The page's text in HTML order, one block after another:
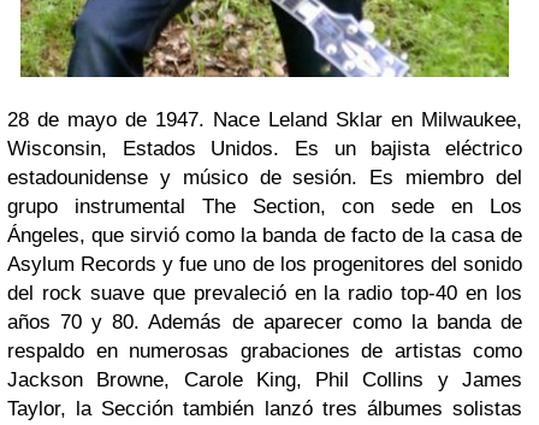
28 de mayo de 1947. Nace Leland Sklar en Milwaukee,
Wisconsin, Estados Unidos. Es un bajista eléctrico
estadounidense y músico de sesión. Es miembro del
grupo instrumental The Section, con sede en Los
Ángeles, que sirvió como la banda de facto de la casa de
Asylum Records y fue uno de los progenitores del sonido
del rock suave que prevaleció en la radio top-40 en los
años 70 y 80. Además de aparecer como la banda de
respaldo en numerosas grabaciones de artistas como
Jackson Browne, Carole King, Phil Collins y James
Taylor, la Sección también lanzó tres álbumes solistas